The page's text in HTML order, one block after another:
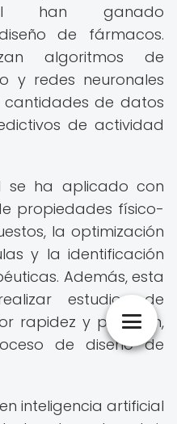
han ganado
de fármacos.
algoritmos de
y redes neuronales
de datos
de actividad
se ha aplicado con
propiedades físico-
la optimización
y la identificación
Además, esta
estudios de
rapidez y precisión,
de diseño de
inteligencia artificial